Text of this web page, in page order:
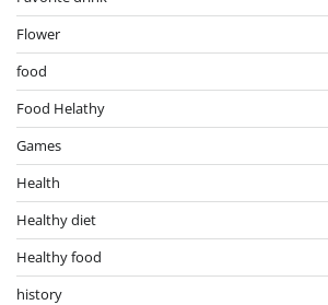
Flower
food
Food Helathy
Games
Health
Healthy diet
Healthy food
history